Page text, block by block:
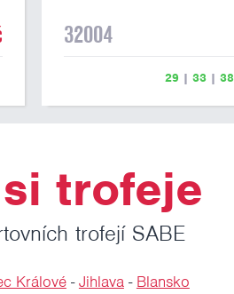
32004
29 |33 |38
trofeje
trofejí SABE
Králové-Jihlava- Blansko